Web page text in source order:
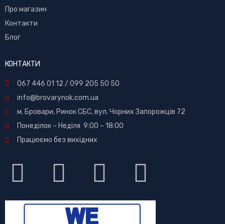
Про магазин
Контакти
Блог
КОНТАКТИ
067 446 01 12 / 099 205 50 50
info@brovarynok.com.ua
м. Бровари, Ринок СБС, вул. Чорних Запорожців 72
Понеділок – Неділя 9:00 – 18:00
Працюємо без вихідних